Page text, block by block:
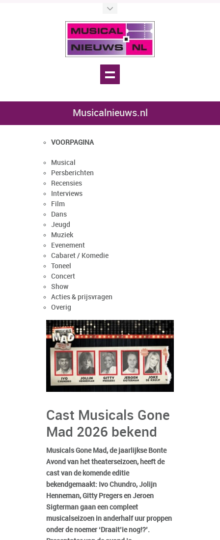
Musicalnieuws.nl
VOORPAGINA
Musical
Persberichten
Recensies
Interviews
Film
Dans
Jeugd
Muziek
Evenement
Cabaret / Komedie
Toneel
Concert
Show
Acties & prijsvragen
Overig
Cast Musicals Gone
Mad 2026 bekend
Musicals Gone Mad, de jaarlijkse Bonte
Avond van het theaterseizoen, heeft de
cast van de komende editie
bekendgemaakt: Ivo Chundro, Jolijn
Henneman, Gitty Pregers en Jeroen
Sigterman gaan een compleet
musicalseizoen in anderhalf uur proppen
onder de noemer ‘Draait’ie nog!?’.